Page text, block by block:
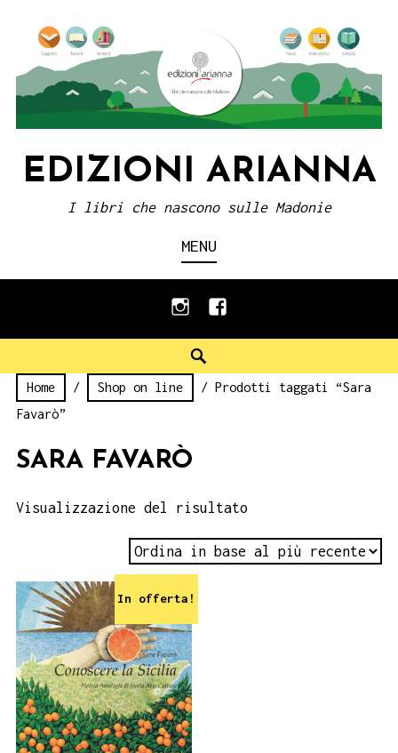
content
EDIZIONI ARIANNA
I libri che nascono sulle Madonie
MENU
instagramfacebook
Home / Shop on line
/ Prodotti taggati “Sara
Favarò”
SARA FAVARÒ
Visualizzazione del risultato
In offerta!